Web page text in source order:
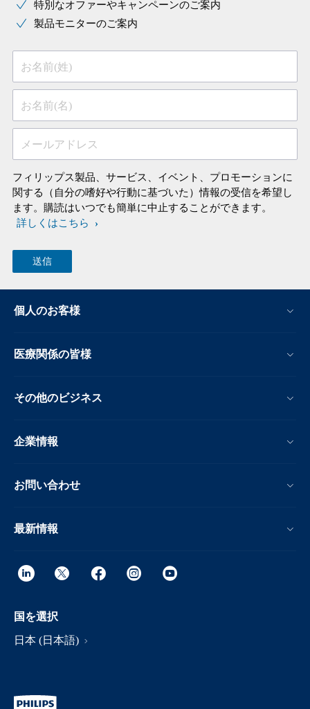
特別なオファーやキャンペーンのご案内
製品モニターのご案内
お名前(姓)
お名前(名)
メールアドレス
フィリップス製品、サービス、イベント、プロモーションに
関する（自分の嗜好や行動に基づいた）情報の受信を希望し
ます。購読はいつでも簡単に中止することができます。
詳しくはこちら
個人のお客様
医療関係の皆様
その他のビジネス
企業情報
お問い合わせ
最新情報
国を選択
日本 (日本語)